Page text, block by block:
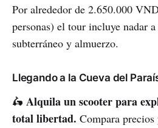
Por alrededor de 2.650.000
personas) el tour incluye nadar
subterráneo y almuerzo.
Llegando a la Cueva del
🛵 Alquila un scooter para
total libertad. Compara